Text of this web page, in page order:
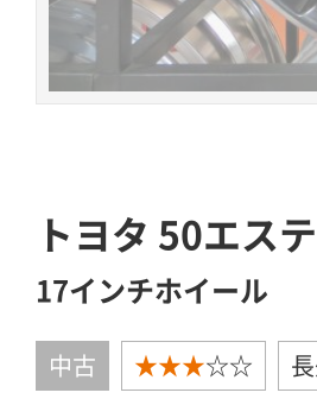
トヨタ 50エス
17インチホイール
中古 ★★★☆☆